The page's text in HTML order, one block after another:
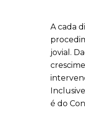
A cada
jovial.
é do